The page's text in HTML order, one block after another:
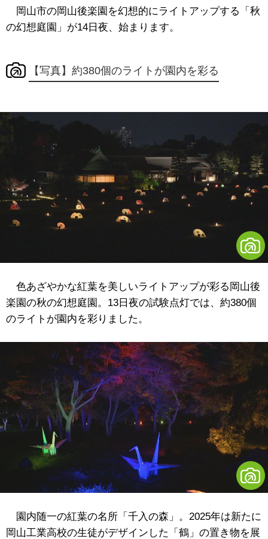
岡山市の岡山後楽園を幻想的にライトアップする「秋
の幻想庭園」が14日夜、始まります。
【写真】約380個のライトが園内を彩る
色あざやかな紅葉を美しいライトアップが彩る岡山後
楽園の秋の幻想庭園。13日夜の試験点灯では、約380個
のライトが園内を彩りました。
園内随一の紅葉の名所「千入の森」。2025年は新たに
岡山工業高校の生徒がデザインした「鶴」の置き物を展